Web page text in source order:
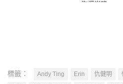
海堤岸路
標籤： Andy Ting Erin 仇健明